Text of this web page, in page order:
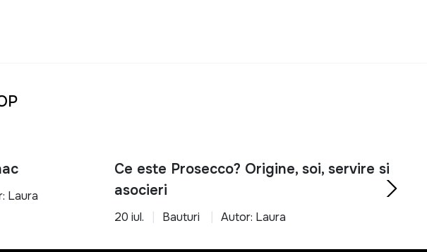
Laura
Ce este Prosecco? Origine, soi, servire si
asocieri
20 iul. Bauturi Autor: Laura